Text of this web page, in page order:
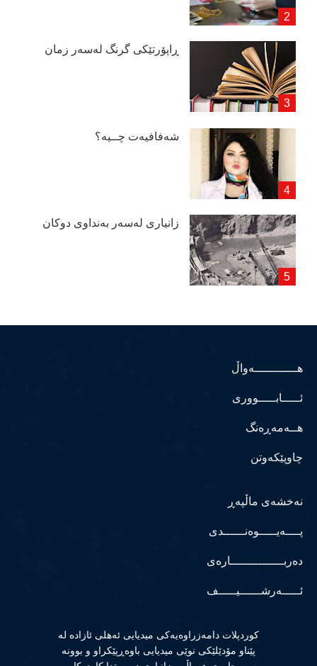
ڕاپۆرتێكی گرنگ لەسەر زمان
شەفافیەت چــیە؟
زانیاری لەسەر بەنداوی دوكان
هــــــــــــەواڵ
ئـــــابـــــووری
هــەمەڕەنگ
چاوپێکەوتن
نەخشەی ماڵپەڕ
پــــەیـــــوەنــــــدی
دەربـــــــــــــــارەی
ئـــــەرشــــــیـــــف
كوردپلات دامەزراوەیەكی میدیایی ئەهلی ئازادە لە
پێناو مۆدێلێكی نوێی میدیایی باوەڕپێكراو و بوونە